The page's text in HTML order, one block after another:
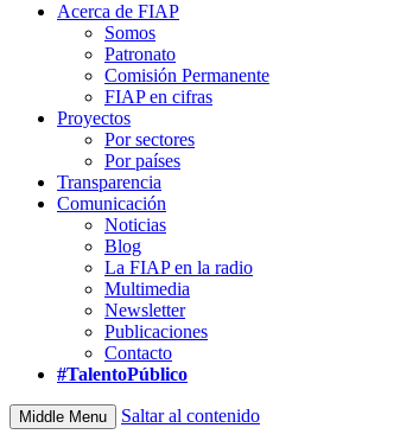
Acerca de FIAP
Somos
Patronato
Comisión Permanente
FIAP en cifras
Proyectos
Por sectores
Por países
Transparencia
Comunicación
Noticias
Blog
La FIAP en la radio
Multimedia
Newsletter
Publicaciones
Contacto
#TalentoPúblico
Middle Menu Saltar al contenido